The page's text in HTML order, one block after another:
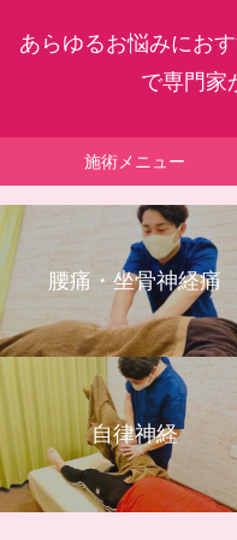
あらゆるお悩みにお
で専門家
施術メニュー
腰痛・坐骨神経痛
自律神経